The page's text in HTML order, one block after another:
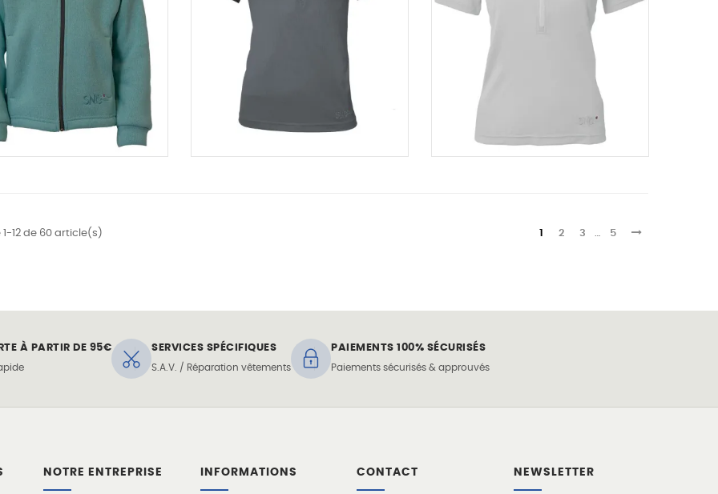
€ -20% 32,00 € -20% 34,40 €
12 de 60 article(s) 1 2 3 … 5
À PARTIR DE 95€ SERVICES SPÉCIFIQUES
S.A.V. / Réparation vêtements
PAIEMENTS 100% SÉCURISÉS
Paiements sécurisés & approuvés
NOTRE ENTREPRISE INFORMATIONS CONTACT NEWSLETTER